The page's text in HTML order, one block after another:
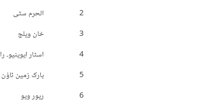
2
الحرم سٹی
3
خان ویلج
4
اسٹار ایوینیو۔
5
پارک زمین ٹاؤن
6
ریور ویو